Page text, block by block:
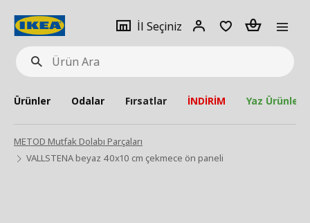
Ürün
Ara
İl Seçiniz
Giriş
Adet
Ürünler Odalar Fırsatlar İNDİRİM Yaz Ürünleri
METOD Mutfak Dolabı Parçaları
VALLSTENA beyaz 40x10 cm çekmece ön paneli